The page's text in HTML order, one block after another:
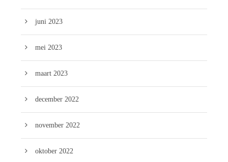
juni 2023
mei 2023
maart 2023
december 2022
november 2022
oktober 2022